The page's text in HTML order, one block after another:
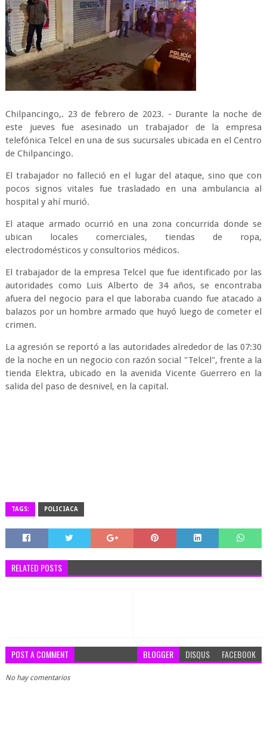
Chilpancingo,. 23 de febrero de 2023. - Durante la noche de
este jueves fue asesinado un trabajador de la empresa
telefónica Telcel en una de sus sucursales ubicada en el Centro
de Chilpancingo.
El trabajador no falleció en el lugar del ataque, sino que con
pocos signos vitales fue trasladado en una ambulancia al
hospital y ahí murió.
El ataque armado ocurrió en una zona concurrida donde se
ubican locales comerciales, tiendas de ropa,
electrodomésticos y consultorios médicos.
El trabajador de la empresa Telcel que fue identificado por las
autoridades como Luis Alberto de 34 años, se encontraba
afuera del negocio para el que laboraba cuando fue atacado a
balazos por un hombre armado que huyó luego de cometer el
crimen.
La agresión se reportó a las autoridades alrededor de las 07:30
de la noche en un negocio con razón social "Telcel", frente a la
tienda Elektra, ubicado en la avenida Vicente Guerrero en la
salida del paso de desnivel, en la capital.
TAGS: POLICIACA
RELATED POSTS
POST A COMMENT BLOGGER DISQUS FACEBOOK
No hay comentarios